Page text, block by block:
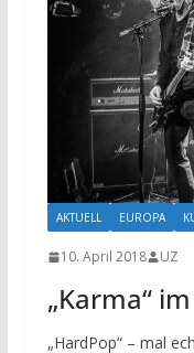
AKTUELL EUROPA
10. April 2018 UZ
„Karma“
„HardPop“ – mal